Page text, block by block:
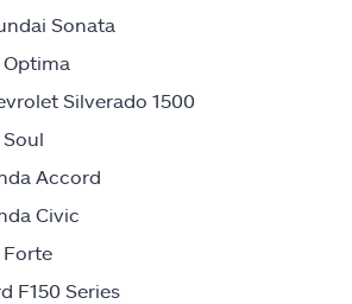
Sonata
Optima
Silverado 1500
Soul
Accord
Civic
Forte
F150 Series